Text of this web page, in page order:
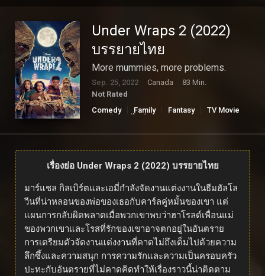
Under Wraps 2 (2022)
บรรยายไทย
More mummies, more problems.
Sep. 25, 2022 Canada
83 Min.
Not Rated
Comedy
Family Fantasy
TV Movie
เรื่องย่อ Under Wraps 2 (2022) บรรยายไทย
มาร์แชล กิลเบิร์ตและเอมี่กำลังจัดงานแต่งงานในธีมฮัลโล
วีนที่น่าหลอนของพ่อของเธอกับคาร์ลคู่หมั้นของเขา แต่
แผนการกลับผิดพลาดเมื่อพวกเขาพบว่าฮาโรลด์เพื่อนแม่
ของพวกเขาและโรสที่รักของเขาอาจตกอยู่ในอันตราย
การเตรียมตัวจัดงานแต่งงานที่คาดไม่ถึงเต็มไปด้วยความ
ลึกซึ้งและความสนุก การความรักและความเป็นครอบครัว
ปะทะกับอันตรายที่ไม่คาดคิดทำให้เรื่องราวนี้น่าติดตาม